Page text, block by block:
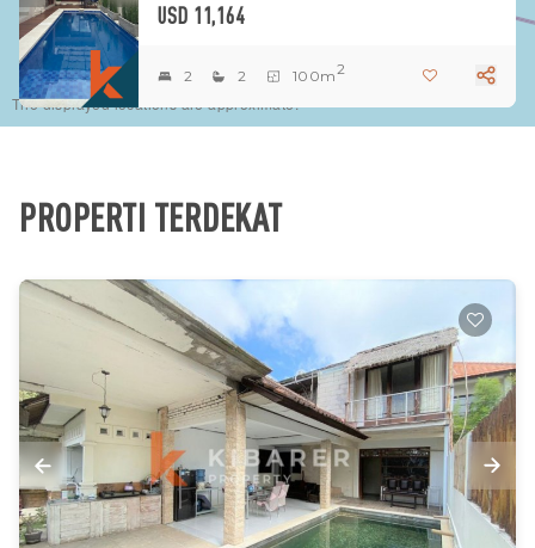
The displayed locations are approximate.
USD 11,164
2 2 100m2
PROPERTI TERDEKAT